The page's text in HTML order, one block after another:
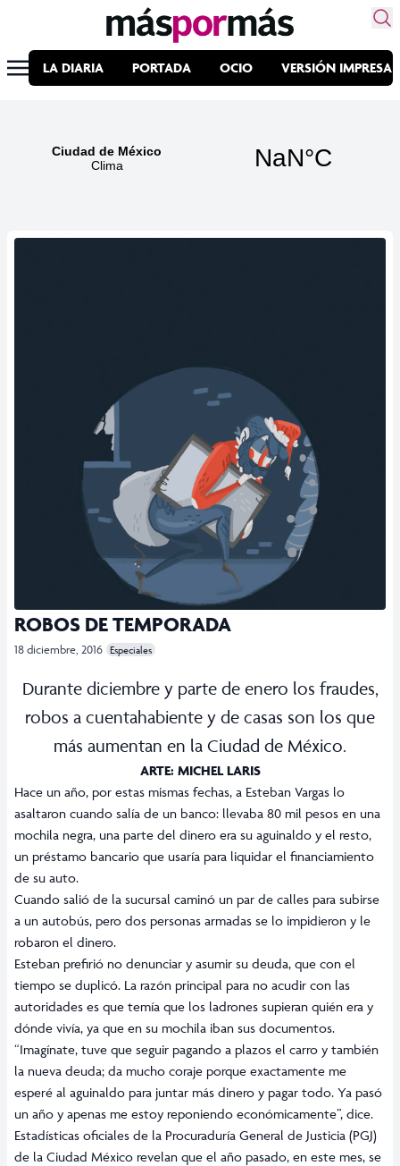
LA DIARIA PORTADA OCIO VERSIÓN IMPRESA
ROBOS DE TEMPORADA
18 diciembre, 2016 Especiales
Durante diciembre y parte de enero los fraudes,
robos a cuentahabiente y de casas son los que
más aumentan en la Ciudad de México.
ARTE: MICHEL LARIS
Hace un año, por estas mismas fechas, a Esteban Vargas lo
asaltaron cuando salía de un banco: llevaba 80 mil pesos en una
mochila negra, una parte del dinero era su aguinaldo y el resto,
un préstamo bancario que usaría para liquidar el financiamiento
de su auto.
Cuando salió de la sucursal caminó un par de calles para subirse
a un autobús, pero dos personas armadas se lo impidieron y le
robaron el dinero.
Esteban prefirió no denunciar y asumir su deuda, que con el
tiempo se duplicó. La razón principal para no acudir con las
autoridades es que temía que los ladrones supieran quién era y
dónde vivía, ya que en su mochila iban sus documentos.
“Imagínate, tuve que seguir pagando a plazos el carro y también
la nueva deuda; da mucho coraje porque exactamente me
esperé al aguinaldo para juntar más dinero y pagar todo. Ya pasó
un año y apenas me estoy reponiendo económicamente”, dice.
Estadísticas oficiales de la Procuraduría General de Justicia (PGJ)
de la Ciudad México revelan que el año pasado, en este mes, se